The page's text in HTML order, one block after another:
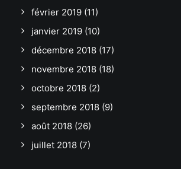
février 2019 (11)
janvier 2019 (10)
décembre 2018 (17)
novembre 2018 (18)
octobre 2018 (2)
septembre 2018 (9)
août 2018 (26)
juillet 2018 (7)